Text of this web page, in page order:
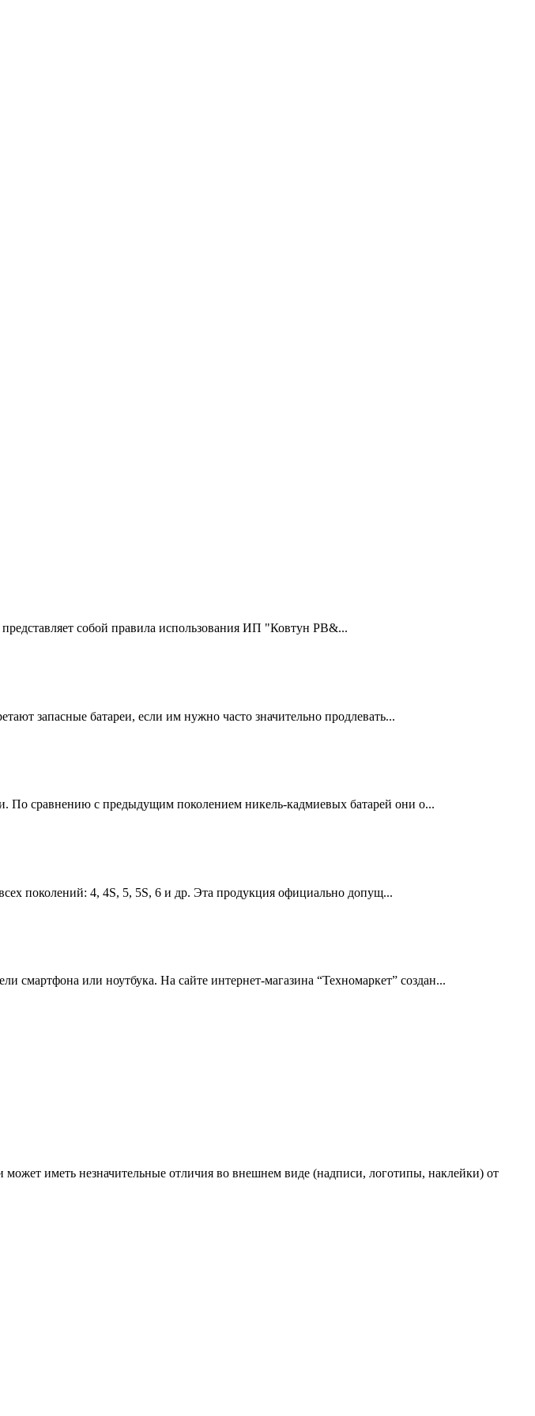
собой правила использования ИП "Ковтун РВ&...
запасные батареи, если им нужно часто значительно продлевать...
По сравнению с предыдущим поколением никель-кадмиевых батарей они о...
поколений: 4, 4S, 5, 5S, 6 и др. Эта продукция официально допущ...
или ноутбука. На сайте интернет-магазина “Техномаркет” создан...
иметь незначительные отличия во внешнем виде (надписи, логотипы, наклейки) от